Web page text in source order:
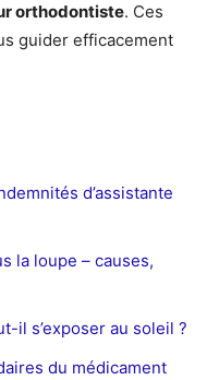
orthodontiste. Ces
guider efficacement
d’assistante
la loupe – causes,
il s’exposer au soleil ?
du médicament